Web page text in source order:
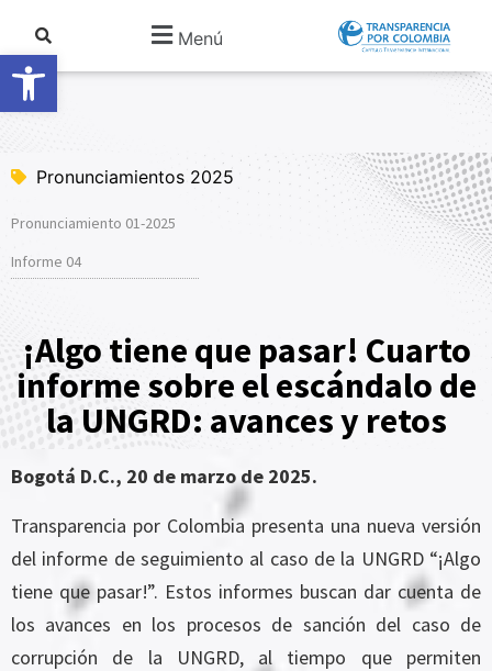
Abrir barra de herramientas
Menú
Pronunciamientos 2025
Pronunciamiento 01-2025
Informe 04
¡Algo tiene que pasar! Cuarto
informe sobre el escándalo de
la UNGRD: avances y retos
Bogotá D.C., 20 de marzo de 2025.
Transparencia por Colombia presenta una nueva versión
del informe de seguimiento al caso de la UNGRD “¡Algo
tiene que pasar!”. Estos informes buscan dar cuenta de
los avances en los procesos de sanción del caso de
corrupción de la UNGRD, al tiempo que permiten